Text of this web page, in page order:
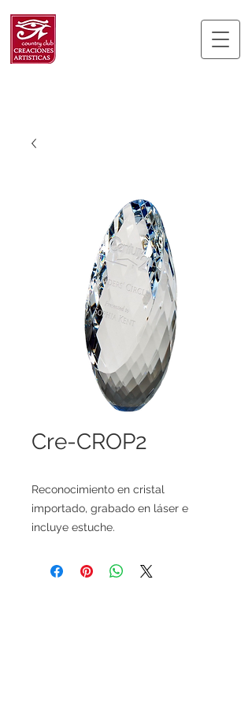
Cre-CROP2
Reconocimiento en cristal
importado, grabado en láser e
incluye estuche.